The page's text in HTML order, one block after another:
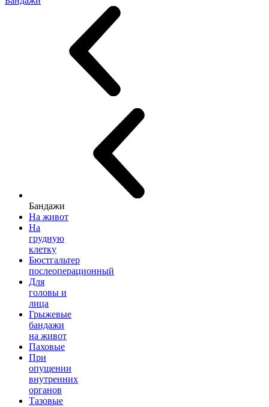
Бандажи
На живот
На
грудную
клетку
Бюстгальтер
послеоперационный
Для
головы и
лица
Грыжевые
бандажи
на живот
Паховые
При
опущении
внутренних
органов
Тазовые